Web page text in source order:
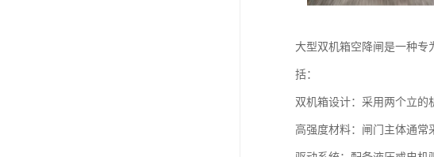
大型双机箱空降闸是一种专
括：
双机箱设计：采用两个立的
高强度材料：闸门主体通常